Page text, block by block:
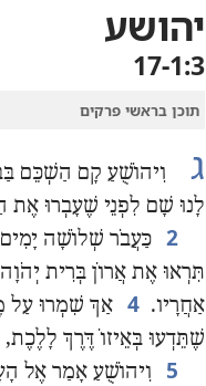
יהושע
3‏:1‏-17
תוכן בראשי פרקים
ג וִיהוֹשֻׁעַ קָם הַשְׁכֵּם
לָנוּ שָׁם לִפְנֵי שֶׁעָבְרוּ אֶת
2 כַּעֲבֹר שְׁלוֹשָׁה
תִּרְאוּ אֶת אֲרוֹן בְּרִית
אַחֲרָיו.‏ 4 אַךְ שִׁמְרוּ עַל
שֶׁתֵּדְעוּ בְּאֵיזוֹ דֶּרֶךְ
5 וִיהוֹשֻׁעַ אָמַר אֶל